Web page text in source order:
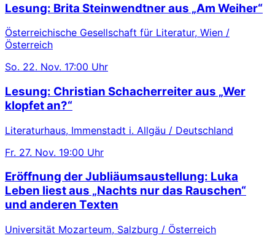
Lesung: Brita Steinwendtner aus „Am Weiher“
Österreichische Gesellschaft für Literatur, Wien /
Österreich
So. 22. Nov. 17:00 Uhr
Lesung: Christian Schacherreiter aus „Wer
klopfet an?“
Literaturhaus, Immenstadt i. Allgäu / Deutschland
Fr. 27. Nov. 19:00 Uhr
Eröffnung der Jubliäumsaustellung: Luka
Leben liest aus „Nachts nur das Rauschen“
und anderen Texten
Universität Mozarteum, Salzburg / Österreich